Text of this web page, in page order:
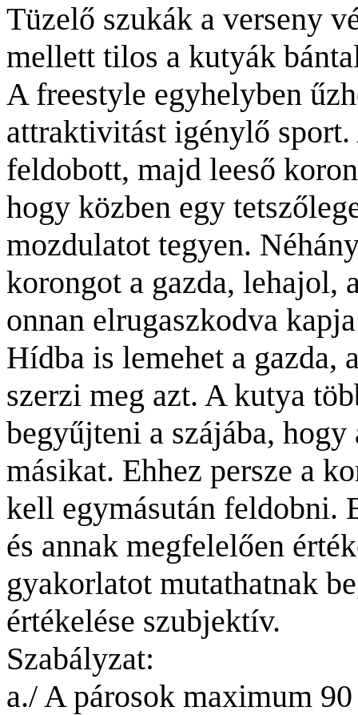
Tüzelő szukák a verseny
mellett tilos a kutyák
A freestyle egyhelyben
attraktivitást igénylő
feldobott, majd leeső
hogy közben egy
mozdulatot tegyen.
korongot a gazda, lehajol,
onnan elrugaszkodva
Hídba is lemehet a gazda,
szerzi meg azt. A kutya
begyűjteni a szájába,
másikat. Ehhez persze a
kell egymásután feldobni.
és annak megfelelően
gyakorlatot mutathatnak
értékelése szubjektív.
Szabályzat:
a./ A párosok maximum